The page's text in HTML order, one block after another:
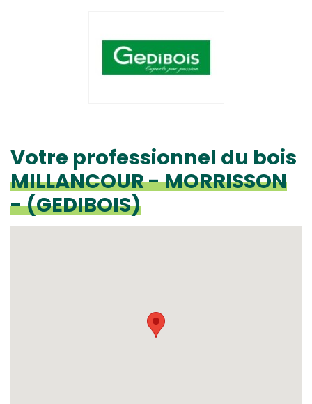
Votre professionnel du bois
MILLANCOUR - MORRISSON
- (GEDIBOIS)